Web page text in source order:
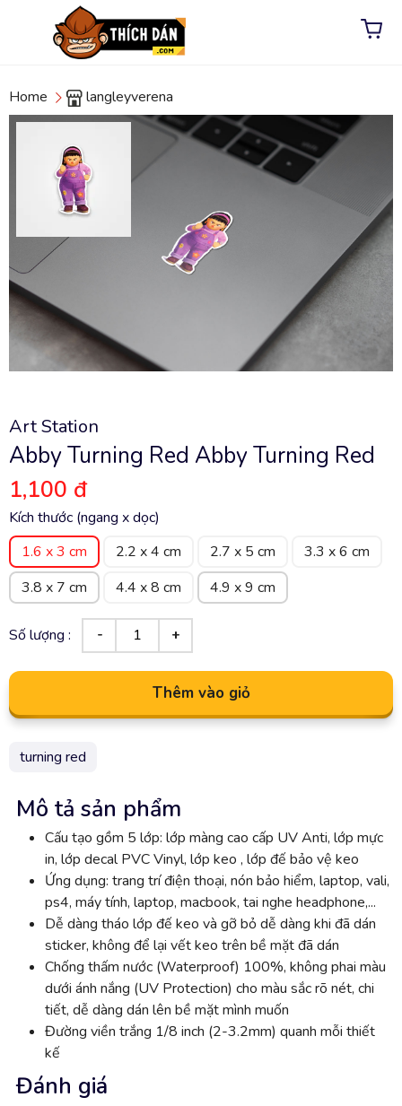
Home langleyverena
Art Station
Abby Turning Red Abby Turning Red
1,100 đ
Kích thước (ngang x dọc)
1.6 x 3 cm
2.2 x 4 cm 2.7 x 5 cm
3.3 x 6 cm
3.8 x 7 cm
4.4 x 8 cm 4.9 x 9 cm
Số lượng :
Thêm vào giỏ
turning red
Mô tả sản phẩm
Cấu tạo gồm 5 lớp: lớp màng cao cấp UV Anti, lớp mực
in, lớp decal PVC Vinyl, lớp keo , lớp đế bảo vệ keo
Ứng dụng: trang trí điện thoại, nón bảo hiểm, laptop, vali,
ps4, máy tính, laptop, macbook, tai nghe headphone,...
Dễ dàng tháo lớp đế keo và gỡ bỏ dễ dàng khi đã dán
sticker, không để lại vết keo trên bề mặt đã dán
Chống thấm nước (Waterproof) 100%, không phai màu
dưới ánh nắng (UV Protection) cho màu sắc rõ nét, chi
tiết, dễ dàng dán lên bề mặt mình muốn
Đường viền trắng 1/8 inch (2-3.2mm) quanh mỗi thiết
kế
Đánh giá